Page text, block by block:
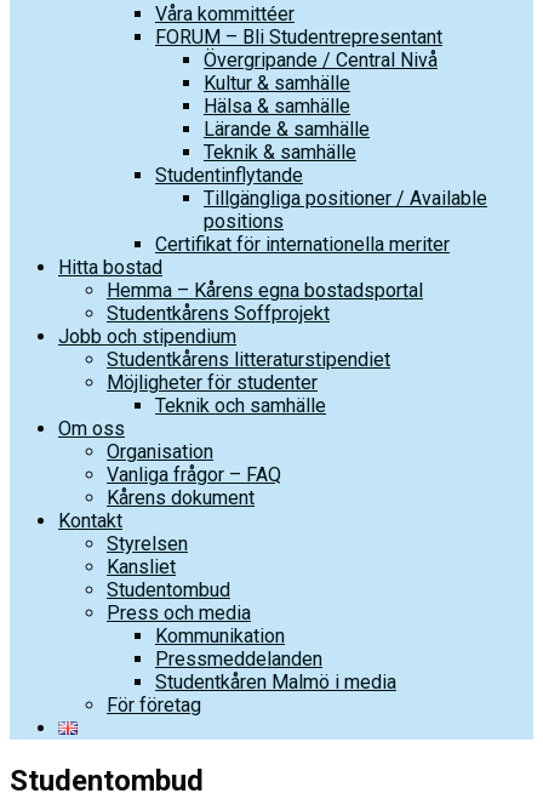
Våra kommittéer
FORUM – Bli Studentrepresentant
Övergripande / Central Nivå
Kultur & samhälle
Hälsa & samhälle
Lärande & samhälle
Teknik & samhälle
Studentinflytande
Tillgängliga positioner / Available
positions
Certifikat för internationella meriter
Hitta bostad
Hemma – Kårens egna bostadsportal
Studentkårens Soffprojekt
Jobb och stipendium
Studentkårens litteraturstipendiet
Möjligheter för studenter
Teknik och samhälle
Om oss
Organisation
Vanliga frågor – FAQ
Kårens dokument
Kontakt
Styrelsen
Kansliet
Studentombud
Press och media
Kommunikation
Pressmeddelanden
Studentkåren Malmö i media
För företag
Studentombud